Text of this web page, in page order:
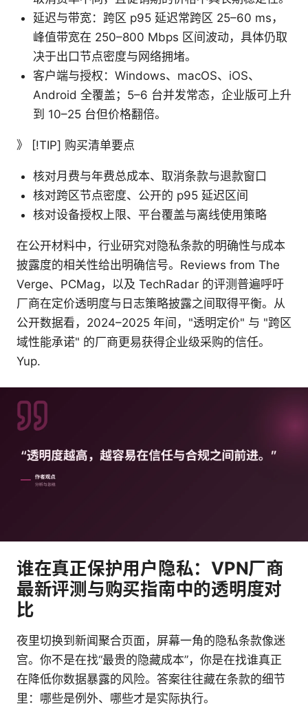
延迟与带宽：跨区 p95 延迟常跨区 25–60 ms，
峰值带宽在 250–800 Mbps 区间波动，具体仍取
决于出口节点密度与网络拥堵。
客户端与授权：Windows、macOS、iOS、
Android 全覆盖；5–6 台并发常态，企业版可上升
到 10–25 台但价格翻倍。
》 [!TIP] 购买清单要点
核对月费与年费总成本、取消条款与退款窗口
核对跨区节点密度、公开的 p95 延迟区间
核对设备授权上限、平台覆盖与离线使用策略
在公开材料中，行业研究对隐私条款的明确性与成本
披露度的相关性给出明确信号。Reviews from The
Verge、PCMag，以及 TechRadar 的评测普遍呼吁
厂商在定价透明度与日志策略披露之间取得平衡。从
公开数据看，2024–2025 年间，"透明定价" 与 "跨区
域性能承诺" 的厂商更易获得企业级采购的信任。
Yup.
谁在真正保护用户隐私：VPN厂商
最新评测与购买指南中的透明度对
比
夜里切换到新闻聚合页面，屏幕一角的隐私条款像迷
宫。你不是在找“最贵的隐藏成本”，你是在找谁真正
在降低你数据暴露的风险。答案往往藏在条款的细节
里：哪些是例外、哪些才是实际执行。